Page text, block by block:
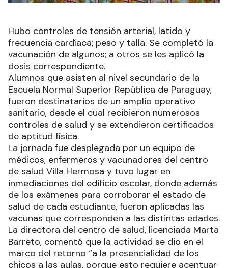
Hubo controles de tensión arterial, latido y
frecuencia cardíaca; peso y talla. Se completó la
vacunación de algunos; a otros se les aplicó la
dosis correspondiente.
Alumnos que asisten al nivel secundario de la
Escuela Normal Superior República de Paraguay,
fueron destinatarios de un amplio operativo
sanitario, desde el cual recibieron numerosos
controles de salud y se extendieron certificados
de aptitud física.
La jornada fue desplegada por un equipo de
médicos, enfermeros y vacunadores del centro
de salud Villa Hermosa y tuvo lugar en
inmediaciones del edificio escolar, donde además
de los exámenes para corroborar el estado de
salud de cada estudiante, fueron aplicadas las
vacunas que corresponden a las distintas edades.
La directora del centro de salud, licenciada Marta
Barreto, comentó que la actividad se dio en el
marco del retorno “a la presencialidad de los
chicos a las aulas, porque esto requiere acentuar